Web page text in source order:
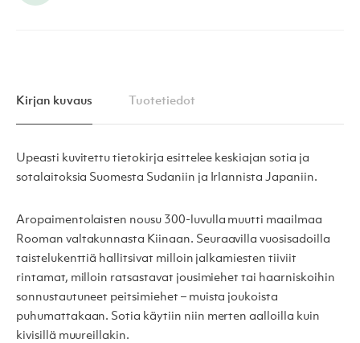
Kirjan kuvaus Tuotetiedot
Upeasti kuvitettu tietokirja esittelee keskiajan sotia ja
sotalaitoksia Suomesta Sudaniin ja Irlannista Japaniin.
Aropaimentolaisten nousu 300-luvulla muutti maailmaa
Rooman valtakunnasta Kiinaan. Seuraavilla vuosisadoilla
taistelukenttiä hallitsivat milloin jalkamiesten tiiviit
rintamat, milloin ratsastavat jousimiehet tai haarniskoihin
sonnustautuneet peitsimiehet – muista joukoista
puhumattakaan. Sotia käytiin niin merten aalloilla kuin
kivisillä muureillakin.